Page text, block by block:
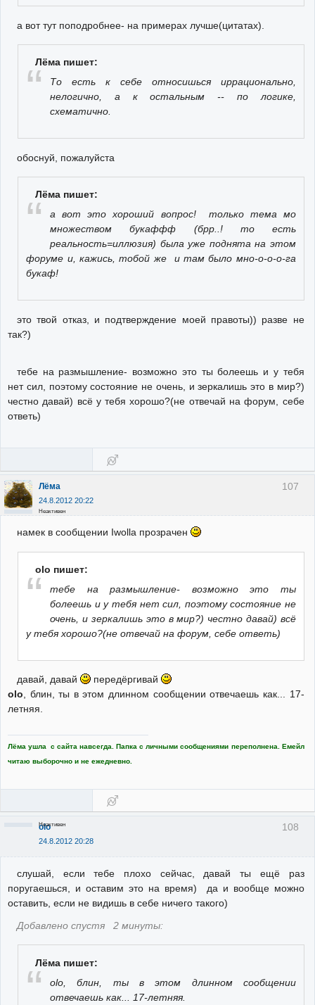
а вот тут поподробнее- на примерах лучше(цитатах).
Лёма пишет:
То есть к себе относишься иррационально,
нелогично, а к остальным -- по логике,
схематично.
обоснуй, пожалуйста
Лёма пишет:
а вот это хороший вопрос! только тема мо
множеством букаффф (брр..! то есть
реальность=иллюзия) была уже поднята на этом
форуме и, кажись, тобой же и там было мно-о-о-о-га
букаф!
это твой отказ, и подтверждение моей правоты)) разве не
так?)
тебе на размышление- возможно это ты болеешь и у тебя
нет сил, поэтому состояние не очень, и зеркалишь это в мир?)
честно давай) всё у тебя хорошо?(не отвечай на форум, себе
ответь)
107
Лёма
24.8.2012 20:22
Неактивен
намек в сообщении Iwollа прозрачен
olo пишет:
тебе на размышление- возможно это ты
болеешь и у тебя нет сил, поэтому состояние не
очень, и зеркалишь это в мир?) честно давай) всё
у тебя хорошо?(не отвечай на форум, себе ответь)
давай, давай
передёргивай
olo, блин, ты в этом длинном сообщении отвечаешь как... 17-
летняя.
Лёма ушла с сайта навсегда. Папка с личными сообщениями переполнена. Емейл
читаю выборочно и не ежедневно.
108
olo
24.8.2012 20:28
Неактивен
слушай, если тебе плохо сейчас, давай ты ещё раз
поругаешься, и оставим это на время) да и вообще можно
оставить, если не видишь в себе ничего такого)
Добавлено спустя 2 минуты:
Лёма пишет:
olo, блин, ты в этом длинном сообщении
отвечаешь как... 17-летняя.